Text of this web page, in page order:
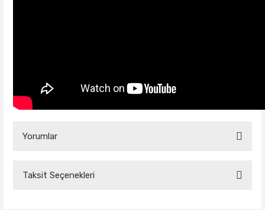
Yorumlar
Taksit Seçenekleri